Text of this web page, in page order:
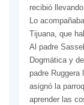
recibió
Lo
Tijuana, que
Al padre
Dogmática y
padre Ruggera
asignó la
aprender las